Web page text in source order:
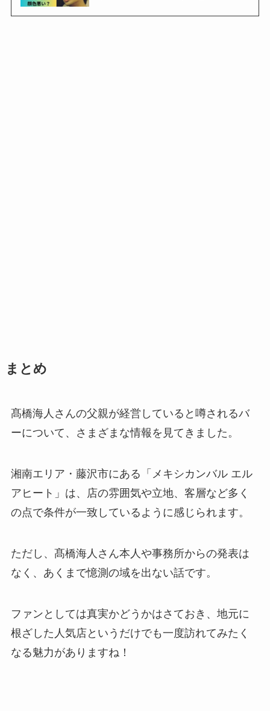
まとめ
髙橋海人さんの父親が経営していると噂されるバ
ーについて、さまざまな情報を見てきました。
湘南エリア・藤沢市にある「メキシカンバル エル
アヒート」は、店の雰囲気や立地、客層など多く
の点で条件が一致しているように感じられます。
ただし、髙橋海人さん本人や事務所からの発表は
なく、あくまで憶測の域を出ない話です。
ファンとしては真実かどうかはさておき、地元に
根ざした人気店というだけでも一度訪れてみたく
なる魅力がありますね！